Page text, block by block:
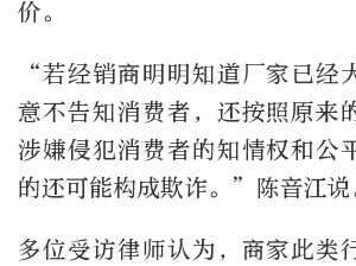
价。
“若经销商明明知道厂家已经
意不告知消费者，还按照原来
涉嫌侵犯消费者的知情权和公
的还可能构成欺诈。”陈音江说
多位受访律师认为，商家此类